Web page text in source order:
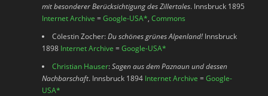
mit besonderer Berücksichtigung des Zillertales. Innsbruck 1895
Internet Archive =Google-USA*,Commons
Cölestin Zocher:Du schönes grünes Alpenland! Innsbruck
1898 Internet Archive =Google-USA*
Christian Hauser:Sagen aus dem Paznaun und dessen
Nachbarschaft. Innsbruck 1894 Internet Archive =Google-
USA*